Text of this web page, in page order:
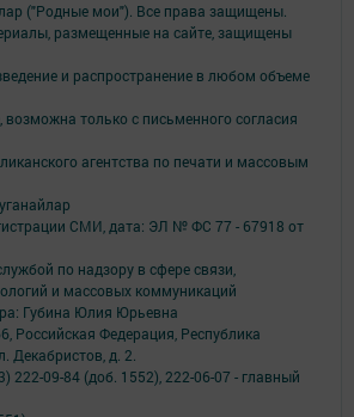
("Родные мои"). Все права защищены.
размещенные на сайте, защищены
и распространение в любом объеме
только с письменного согласия
агентства по печати и массовым
СМИ, дата: ЭЛ № ФС 77 - 67918 от
по надзору в сфере связи,
и массовых коммуникаций
Губина Юлия Юрьевна
Российская Федерация, Республика
Декабристов, д. 2.
222-09-84 (доб. 1552), 222-06-07 - главный